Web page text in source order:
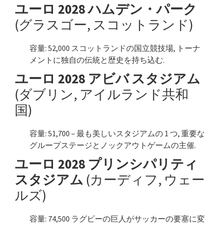
ユーロ 2028 ハムデン・パーク
(グラスゴー, スコットランド)
容量: 52,000 スコットランドの国立競技場, トーナ
メントに独自の伝統と歴史を持ち込む.
ユーロ 2028 アビバ スタジアム
(ダブリン, アイルランド共和
国)
容量: 51,700 – 最も美しいスタジアムの 1 つ, 重要な
グループステージとノックアウトゲームの主催.
ユーロ 2028 プリンシパリティ
スタジアム (カーディフ, ウェー
ルズ)
容量: 74,500 ラグビーの巨人がサッカーの要塞に変